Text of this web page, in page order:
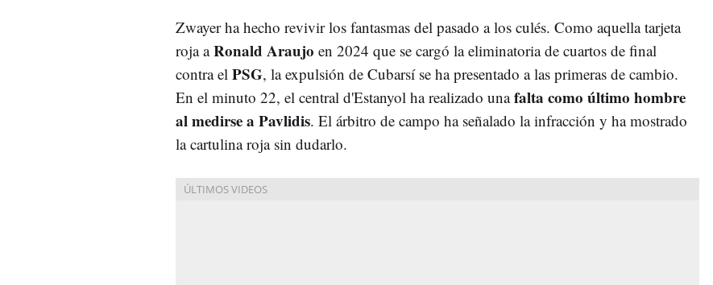
Zwayer ha hecho revivir los fantasmas del pasado a los culés. Como aquella tarjeta
roja aRonald Araujo en 2024 que se cargó la eliminatoria de cuartos de final
contra el PSG, la expulsión de Cubarsí se ha presentado a las primeras de cambio.
En el minuto 22, el central d'Estanyol ha realizado unafalta como último hombre
al medirse a Pavlidis. El árbitro de campo ha señalado la infracción y ha mostrado
la cartulina roja sin dudarlo.